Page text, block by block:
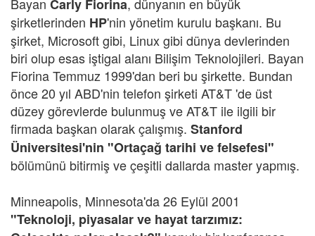
Carly Fiorina
şirketlerinden HP'nin yönetim kurulu başkanı. Bu
şirket, Microsoft gibi, Linux gibi dünya devlerinden
biri olup esas iştigal alanı Bilişim Teknolojileri. Bayan
Fiorina Temmuz 1999'dan beri bu şirkette. Bundan
önce 20 yıl ABD'nin telefon şirketi AT&T 'de üst
düzey görevlerde bulunmuş ve AT&T ile ilgili bir
firmada başkan olarak çalışmış. Stanford
Üniversitesi'nin "Ortaçağ tarihi ve felsefesi"
bölümünü bitirmişve çeşitli dallarda master yapmış.
Minneapolis, Minnesota'da 26 Eylül 2001
"Teknoloji, piyasalar ve hayat tarzımız: